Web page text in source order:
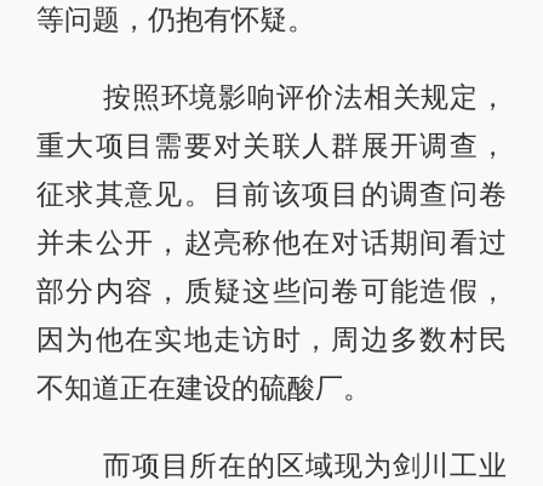
等问题，仍抱有怀疑。
按照环境影响评价法相关规定，
重大项目需要对关联人群展开调查，
征求其意见。目前该项目的调查问卷
并未公开，赵亮称他在对话期间看过
部分内容，质疑这些问卷可能造假，
因为他在实地走访时，周边多数村民
不知道正在建设的硫酸厂。
而项目所在的区域现为剑川工业